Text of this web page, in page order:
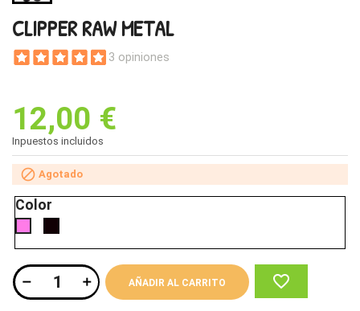
CLIPPER RAW METAL
3 opiniones
12,00 €
Inpuestos incluidos
 Agotado
Color
AÑADIR AL CARRITO favorite_border